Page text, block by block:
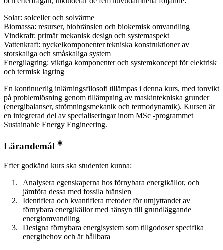
Solar: solceller och solvärme
Biomassa: resurser, biobränslen och biokemisk omvandling
Vindkraft: primär mekanisk design och systemaspekt
Vattenkraft: nyckelkomponenter tekniska konstruktioner av
storskaliga och småskaliga system
Energilagring: viktiga komponenter och systemkoncept för elektrisk
och termisk lagring
En kontinuerlig inlärningsfilosofi tillämpas i denna kurs, med tonvikt
på problemlösning genom tillämpning av maskintekniska grunder
(energibalanser, strömningsmekanik och termodynamik). Kursen är
en integrerad del av specialiseringar inom MSc -programmet
Sustainable Energy Engineering.
Lärandemål
Efter godkänd kurs ska studenten kunna:
Analysera egenskaperna hos förnybara energikällor, och
jämföra dessa med fossila bränslen
Identifiera och kvantifiera metoder för utnjyttandet av
förnybara energikällor med hänsyn till grundläggande
energiomvandling
Designa förnybara energisystem som tillgodoser specifika
energibehov och är hållbara